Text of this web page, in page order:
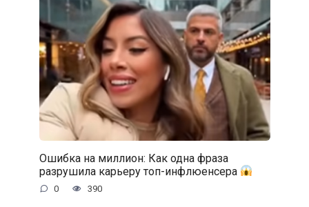
Ошибка на миллион: Как одна фраза
разрушила карьеру топ-инфлюенсера
0 390